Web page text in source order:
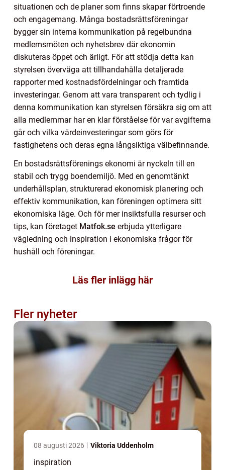
situationen och de planer som finns skapar förtroende
och engagemang. Många bostadsrättsföreningar
bygger sin interna kommunikation på regelbundna
medlemsmöten och nyhetsbrev där ekonomin
diskuteras öppet och ärligt. För att stödja detta kan
styrelsen överväga att tillhandahålla detaljerade
rapporter med kostnadsfördelningar och framtida
investeringar. Genom att vara transparent och tydlig i
denna kommunikation kan styrelsen försäkra sig om att
alla medlemmar har en klar förståelse för var avgifterna
går och vilka värdeinvesteringar som görs för
fastighetens och deras egna långsiktiga välbefinnande.
En bostadsrättsförenings ekonomi är nyckeln till en
stabil och trygg boendemiljö. Med en genomtänkt
underhållsplan, strukturerad ekonomisk planering och
effektiv kommunikation, kan föreningen optimera sitt
ekonomiska läge. Och för mer insiktsfulla resurser och
tips, kan företaget Matfok.se erbjuda ytterligare
vägledning och inspiration i ekonomiska frågor för
hushåll och föreningar.
Läs fler inlägg här
Fler nyheter
08 augusti 2026 Viktoria Uddenholm
inspiration